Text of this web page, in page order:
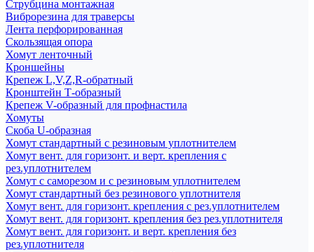
Струбцина монтажная
Виброрезина для траверсы
Лента перфорированная
Скользящая опора
Хомут ленточный
Кроншейны
Крепеж L,V,Z,R-обратный
Кронштейн Т-образный
Крепеж V-образный для профнастила
Хомуты
Скоба U-образная
Хомут стандартный с резиновым уплотнителем
Хомут вент. для горизонт. и верт. крепления с
рез.уплотнителем
Хомут с саморезом и с резиновым уплотнителем
Хомут стандартный без резинового уплотнителя
Хомут вент. для горизонт. крепления с рез.уплотнителем
Хомут вент. для горизонт. крепления без рез.уплотнителя
Хомут вент. для горизонт. и верт. крепления без
рез.уплотнителя